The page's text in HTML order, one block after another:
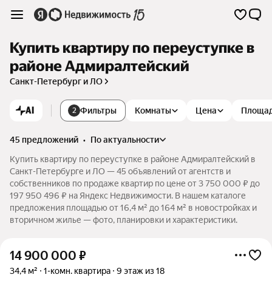
Купить квартиру по переуступке в
районе Адмиралтейский
Санкт-Петербург и ЛО
AI 2 Фильтры Комнаты Цена
45 предложений •
по актуальности
Купить квартиру по переуступке в районе Адмиралтейский в
Санкт-Петербурге и ЛО — 45 объявлений от агентств и
собственников по продаже квартир по цене от 3 750 000 ₽ до
197 950 496 ₽ на Яндекс Недвижимости. В нашем каталоге
предложения площадью от 16,4 м² до 164 м² в новостройках и
вторичном жилье — фото, планировки и характеристики.
14 900 000 ₽
34,4 м² 1-комн. квартира 9 этаж из 18